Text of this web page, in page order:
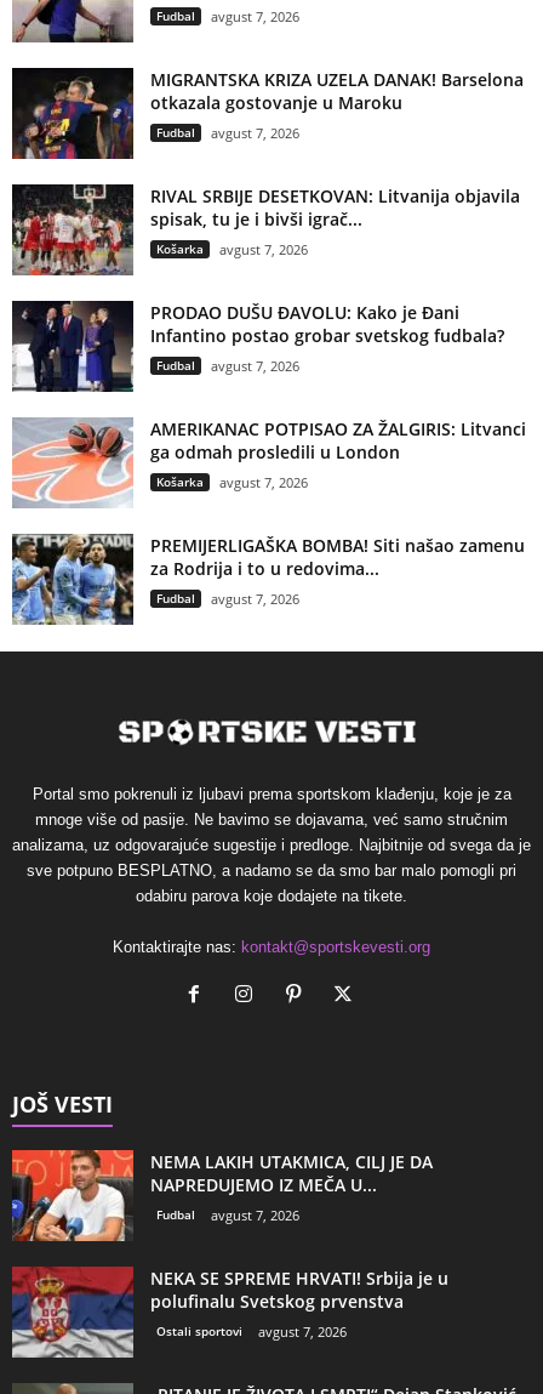
Fudbal avgust 7, 2026
MIGRANTSKA KRIZA UZELA DANAK! Barselona
otkazala gostovanje u Maroku
Fudbal avgust 7, 2026
RIVAL SRBIJE DESETKOVAN: Litvanija objavila
spisak, tu je i bivši igrač...
Košarka avgust 7, 2026
PRODAO DUŠU ĐAVOLU: Kako je Đani
Infantino postao grobar svetskog fudbala?
Fudbal avgust 7, 2026
AMERIKANAC POTPISAO ZA ŽALGIRIS: Litvanci
ga odmah prosledili u London
Košarka avgust 7, 2026
PREMIJERLIGAŠKA BOMBA! Siti našao zamenu
za Rodrija i to u redovima...
Fudbal avgust 7, 2026
Portal smo pokrenuli iz ljubavi prema sportskom klađenju, koje je za
mnoge više od pasije. Ne bavimo se dojavama, već samo stručnim
analizama, uz odgovarajuće sugestije i predloge. Najbitnije od svega da je
sve potpuno BESPLATNO, a nadamo se da smo bar malo pomogli pri
odabiru parova koje dodajete na tikete.
Kontaktirajte nas: kontakt@sportskevesti.org
JOŠ VESTI
NEMA LAKIH UTAKMICA, CILJ JE DA
NAPREDUJEMO IZ MEČA U...
Fudbal avgust 7, 2026
NEKA SE SPREME HRVATI! Srbija je u
polufinalu Svetskog prvenstva
Ostali sportovi avgust 7, 2026